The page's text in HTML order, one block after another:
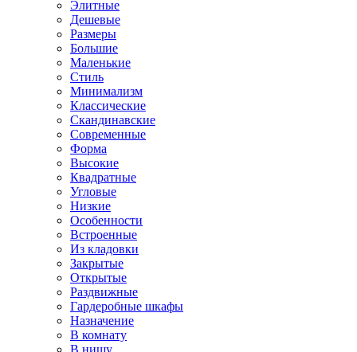
Элитные
Дешевые
Размеры
Большие
Маленькие
Стиль
Минимализм
Классические
Скандинавские
Современные
Форма
Высокие
Квадратные
Угловые
Низкие
Особенности
Встроенные
Из кладовки
Закрытые
Открытые
Раздвижные
Гардеробные шкафы
Назначение
В комнату
В нишу